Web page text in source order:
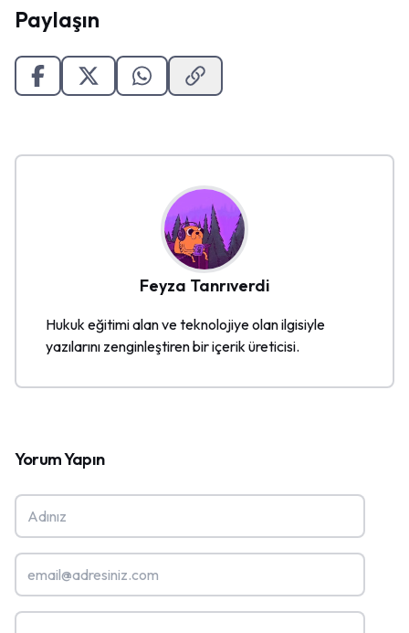
Paylaşın
Feyza Tanrıverdi
Hukuk eğitimi alan ve teknolojiye olan ilgisiyle
yazılarını zenginleştiren bir içerik üreticisi.
Yorum Yapın